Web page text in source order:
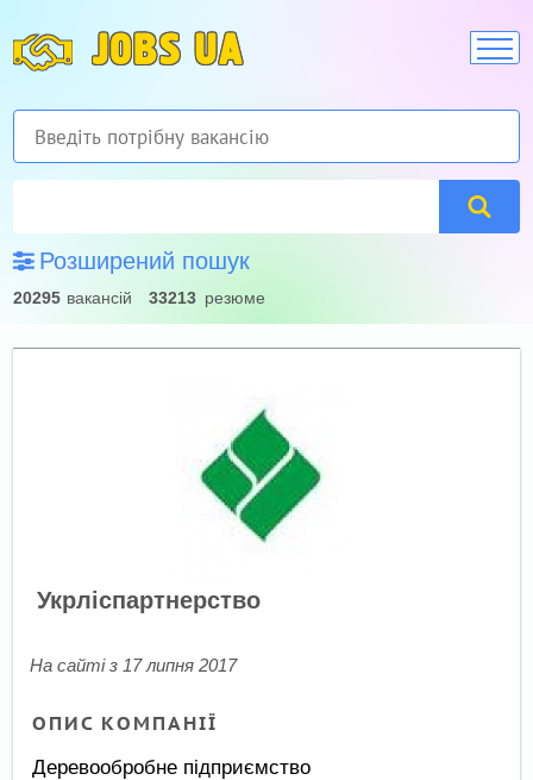
JOBS UA
Розширений пошук
20295 вакансій 33213 резюме
Укрліспартнерство
На сайті з 17 липня 2017
ОПИС КОМПАНІЇ
Деревообробне підприємство